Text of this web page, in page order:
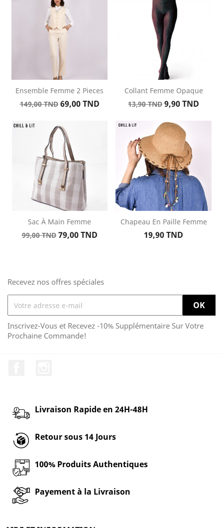
Ensemble Femme 2 Pieces
Prix
base
149,00 TND Prix
69,00 TND
Collant Femme Opaque
Prix
base
13,90 TND Prix
9,90 TND
Sac À Main Femme
Prix
99,00 TND Prix
79,00 TND
Chapeau En Paille Femme
Prix
19,90 TND
Recevez nos offres spéciales
Inscrivez-Vous et Recevez -10% Supplémentaire Sur Votre
Prochaine Commande!
Livraison Rapide en 24H-48H
Retour sous 14 Jours
100% Produits Authentiques
Payement à la Livraison